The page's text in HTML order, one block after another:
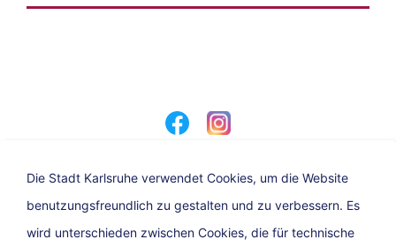
Eine Dienststelle der Stadt Karlsruhe
Die Stadt Karlsruhe verwendet Cookies, um die Website
benutzungsfreundlich zu gestalten und zu verbessern. Es
wird unterschieden zwischen Cookies, die für technische